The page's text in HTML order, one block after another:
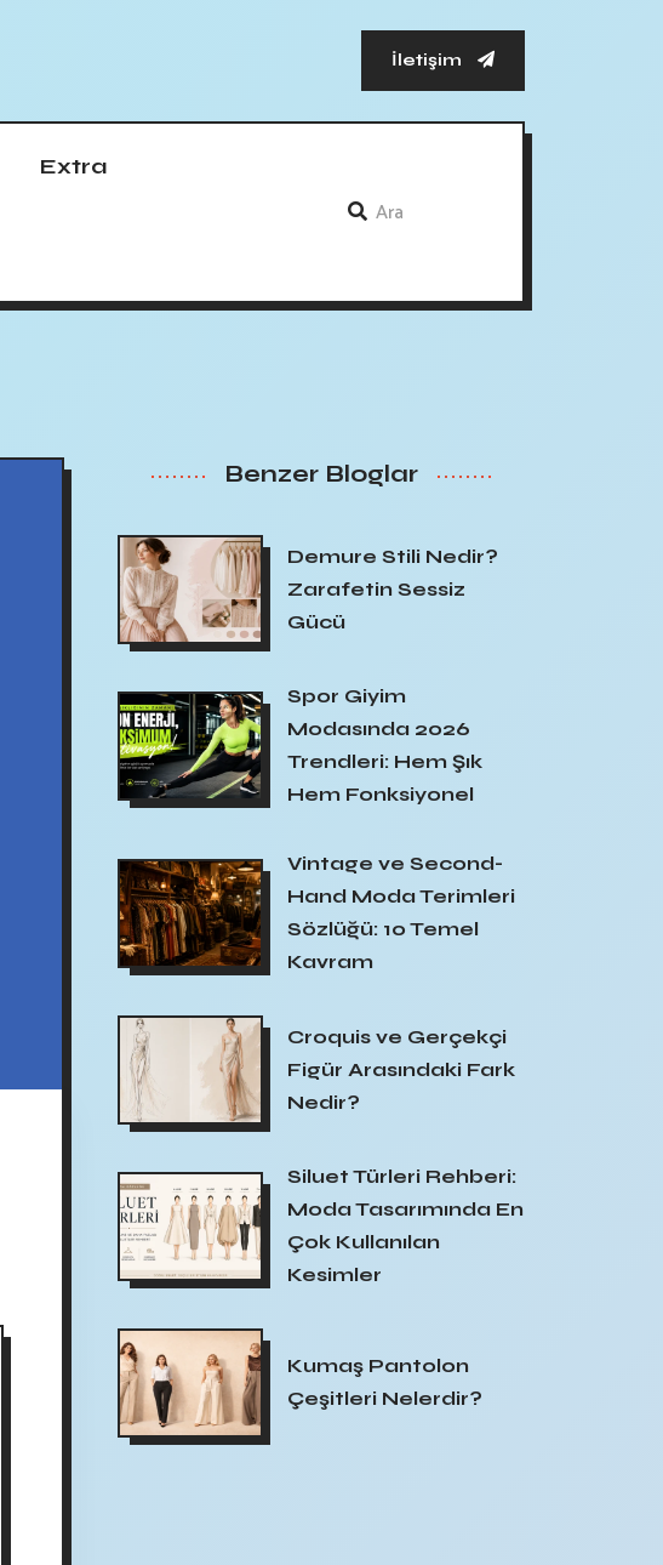
İletişim
Extra
Benzer Bloglar
Demure Stili Nedir?
Zarafetin Sessiz
Gücü
Spor Giyim
Modasında 2026
Trendleri: Hem Şık
Hem Fonksiyonel
Vintage ve Second-
Hand Moda Terimleri
Sözlüğü: 10 Temel
Kavram
Croquis ve Gerçekçi
Figür Arasındaki Fark
Nedir?
Siluet Türleri Rehberi:
Moda Tasarımında En
Çok Kullanılan
Kesimler
Kumaş Pantolon
Çeşitleri Nelerdir?